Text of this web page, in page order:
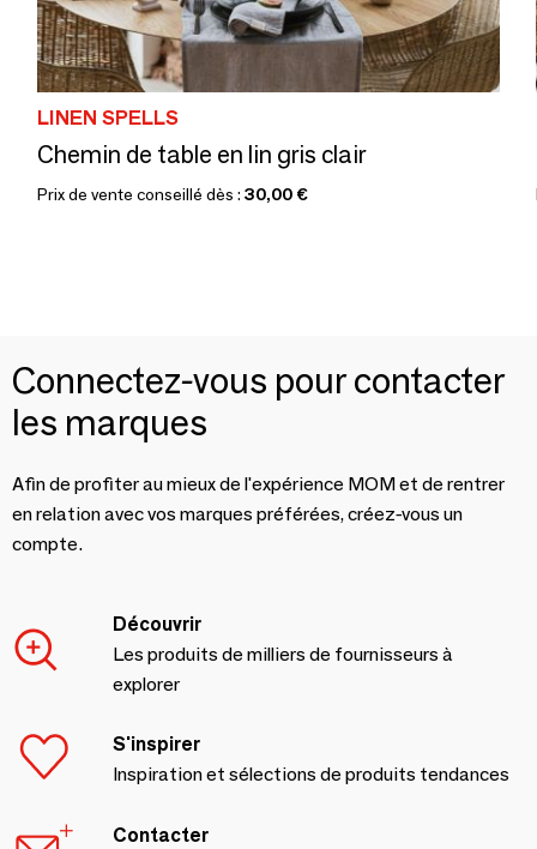
LINEN SPELLS
Chemin de table en lin gris clair
Prix de vente conseillé dès : 30,00 €
Connectez-vous pour contacter
les marques
Afin de profiter au mieux de l'expérience MOM et de rentrer
en relation avec vos marques préférées, créez-vous un
compte.
Découvrir
Les produits de milliers de fournisseurs à
explorer
S'inspirer
Inspiration et sélections de produits tendances
Contacter